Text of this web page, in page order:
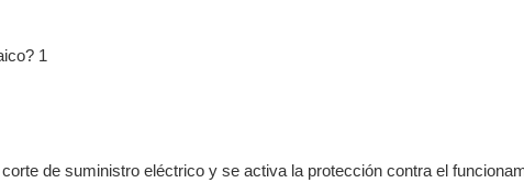
de suministro eléctrico y se activa la protección contra el